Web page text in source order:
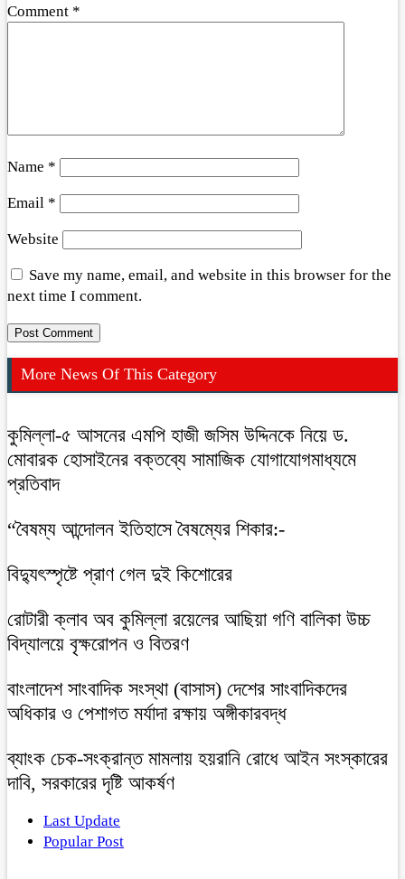
Comment *
Name *
Email *
Website
Save my name, email, and website in this browser for the
next time I comment.
More News Of This Category
কুমিল্লা-৫ আসনের এমপি হাজী জসিম উদ্দিনকে নিয়ে ড.
মোবারক হোসাইনের বক্তব্যে সামাজিক যোগাযোগমাধ্যমে
প্রতিবাদ
“বৈষম্য আন্দোলন ইতিহাসে বৈষম্যের শিকার:-
বিদ্যুৎস্পৃষ্টে প্রাণ গেল দুই কিশোরের
রোটারী ক্লাব অব কুমিল্লা রয়েলের আছিয়া গণি বালিকা উচ্চ
বিদ্যালয়ে বৃক্ষরোপন ও বিতরণ
বাংলাদেশ সাংবাদিক সংস্থা (বাসাস) দেশের সাংবাদিকদের
অধিকার ও পেশাগত মর্যাদা রক্ষায় অঙ্গীকারবদ্ধ
ব্যাংক চেক-সংক্রান্ত মামলায় হয়রানি রোধে আইন সংস্কারের
দাবি, সরকারের দৃষ্টি আকর্ষণ
Last Update
Popular Post